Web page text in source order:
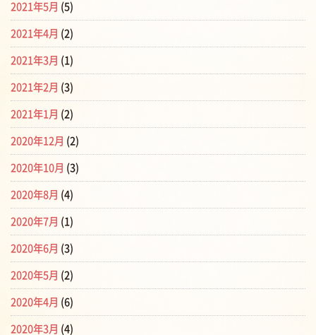
2021年5月 (5)
2021年4月 (2)
2021年3月 (1)
2021年2月 (3)
2021年1月 (2)
2020年12月 (2)
2020年10月 (3)
2020年8月 (4)
2020年7月 (1)
2020年6月 (3)
2020年5月 (2)
2020年4月 (6)
2020年3月 (4)